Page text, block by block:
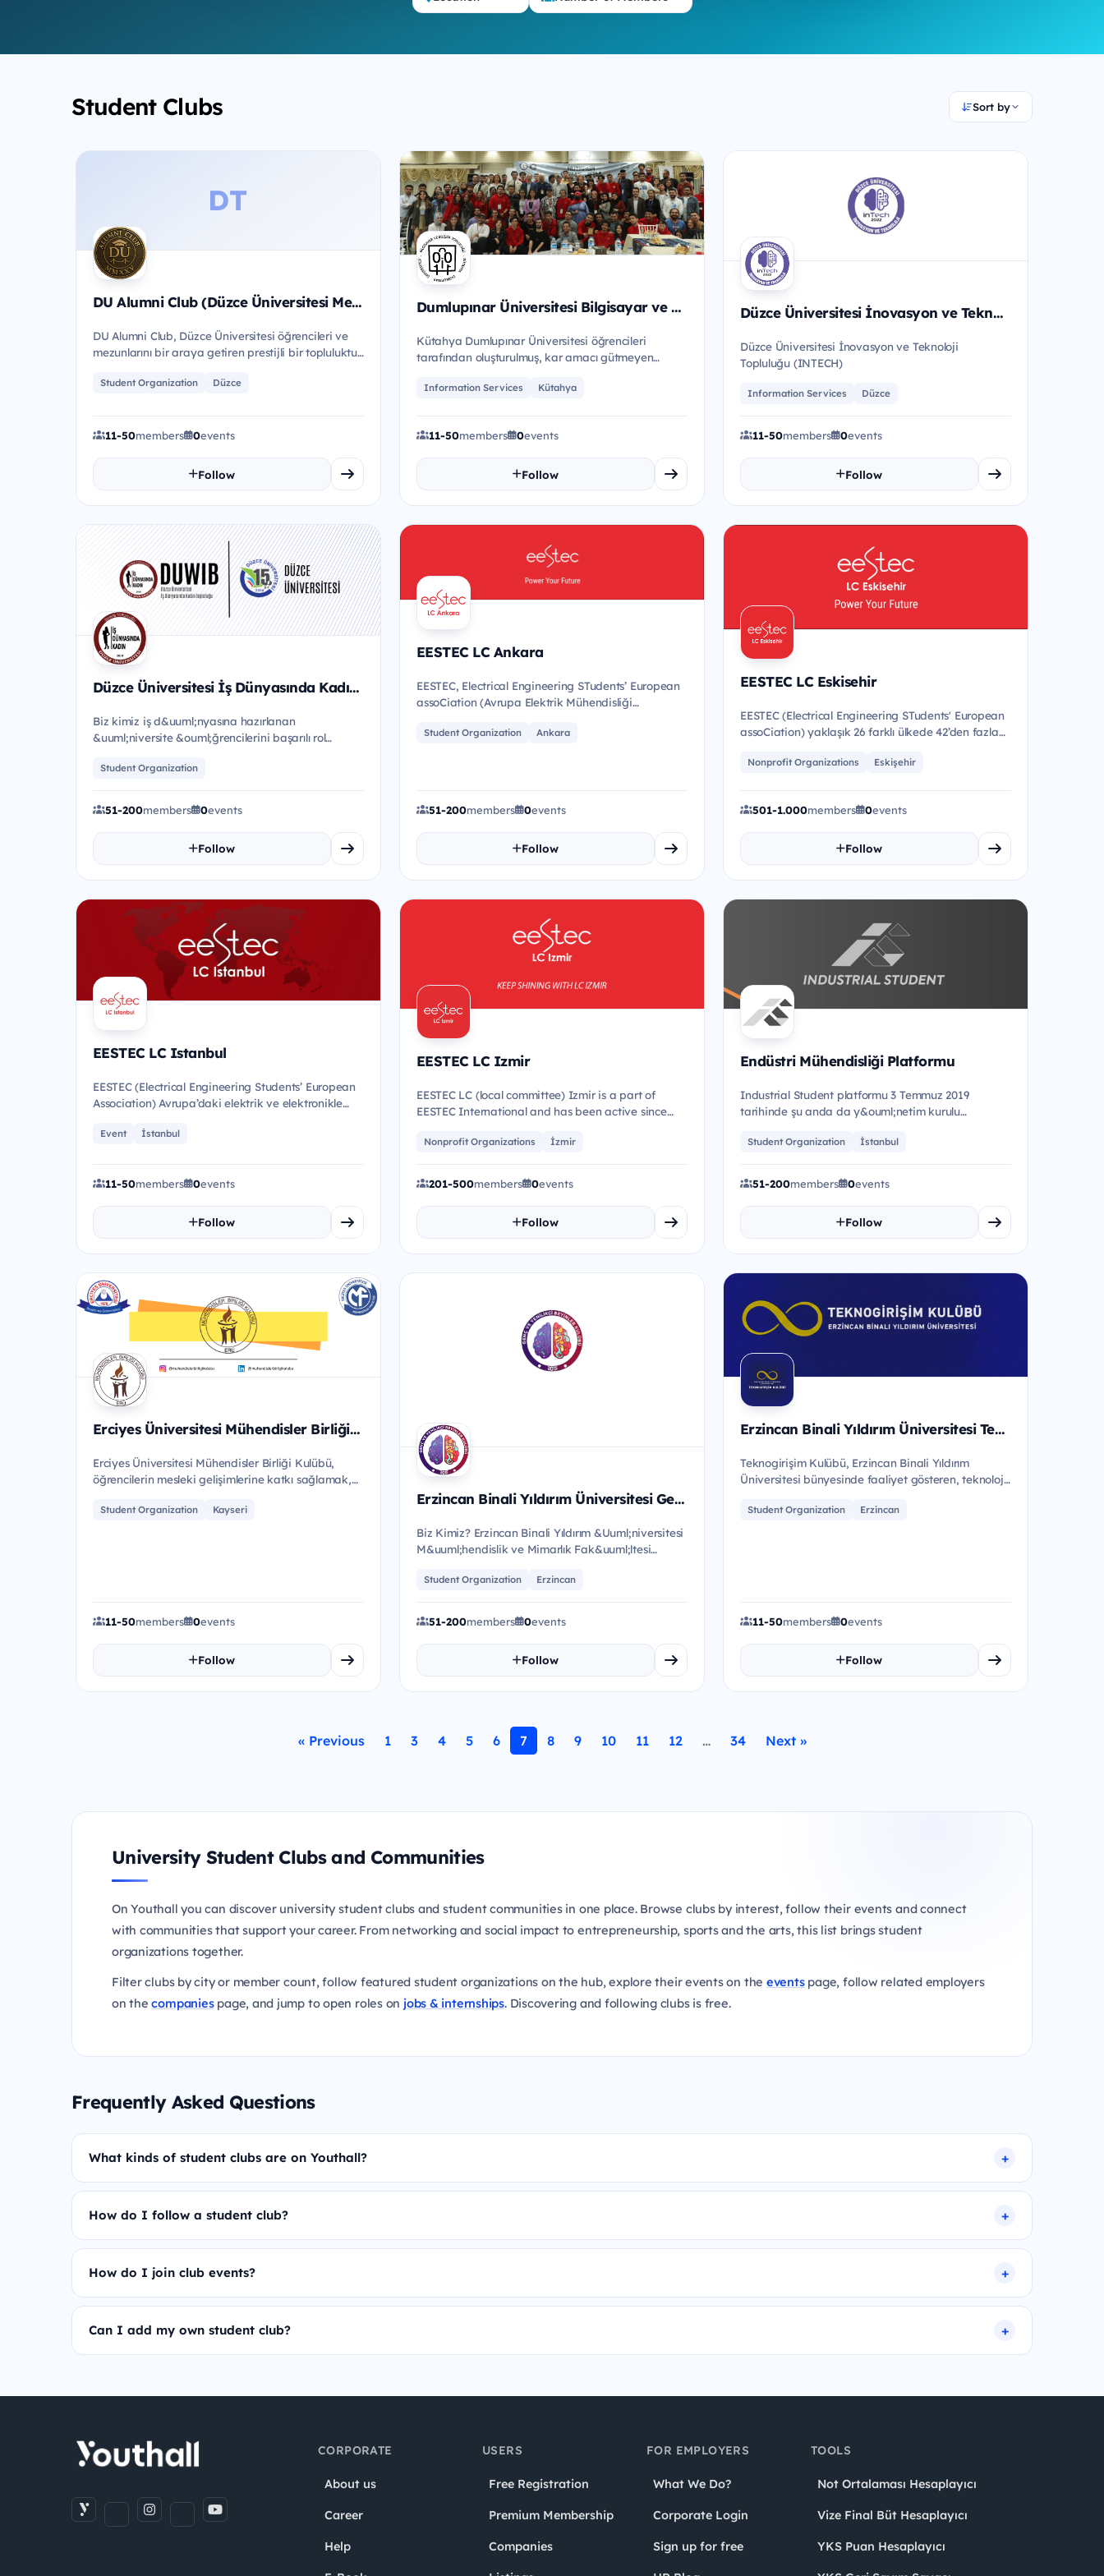
Student Clubs Sort by
DT
DU Alumni Club (Düzce Üniversitesi Mezun ve Öğrenci Ağı Topluluğu)
DU Alumni Club, Düzce Üniversitesi öğrencileri ve
mezunlarını bir araya getiren prestijli bir topluluktur.
Student Organization Düzce
11-50members 0events
Follow
Dumlupınar Üniversitesi Bilgisayar ve Bilişim Topluluğu
Kütahya Dumlupınar Üniversitesi öğrencileri
tarafından oluşturulmuş, kar amacı gütmeyen
Information Services Kütahya
11-50members 0events
Follow
Düzce Üniversitesi İnovasyon ve Teknoloji Topluluğu INTECH
Düzce Üniversitesi İnovasyon ve Teknoloji
Topluluğu (INTECH)
Information Services Düzce
11-50members 0events
Follow
Düzce Üniversitesi İş Dünyasında Kadın Topluluğu
Biz kimiz iş d&uuml;nyasına hazırlanan
&uuml;niversite &ouml;ğrencilerini başarılı rol
Student Organization
51-200members 0events
Follow
EESTEC LC Ankara
EESTEC, Electrical Engineering STudents’ European
assoCiation (Avrupa Elektrik Mühendisliği
Student Organization Ankara
51-200members 0events
Follow
EESTEC LC Eskisehir
EESTEC (Electrical Engineering STudents' European
assoCiation) yaklaşık 26 farklı ülkede 42’den fazla
Nonprofit Organizations Eskişehir
501-1.000members 0events
Follow
EESTEC LC Istanbul
EESTEC (Electrical Engineering Students’ European
Association) Avrupa’daki elektrik ve elektronikle
Event İstanbul
11-50members 0events
Follow
EESTEC LC Izmir
EESTEC LC (local committee) Izmir is a part of
EESTEC International and has been active since
Nonprofit Organizations İzmir
201-500members 0events
Follow
Endüstri Mühendisliği Platformu
Industrial Student platformu 3 Temmuz 2019
tarihinde şu anda da y&ouml;netim kurulu
Student Organization İstanbul
51-200members 0events
Follow
Erciyes Üniversitesi Mühendisler Birliği Kulübü
Erciyes Üniversitesi Mühendisler Birliği Kulübü,
öğrencilerin mesleki gelişimlerine katkı sağlamak,
Student Organization Kayseri
11-50members 0events
Follow
Erzincan Binali Yıldırım Üniversitesi Genç ve Yenilikçi Beyinler Kulübü
Biz Kimiz? Erzincan Binali Yıldırım &Uuml;niversitesi
M&uuml;hendislik ve Mimarlık Fak&uuml;ltesi
Student Organization Erzincan
51-200members 0events
Follow
Erzincan Binali Yıldırım Üniversitesi Tekno Girişim kulübü
Teknogirişim Kulübü, Erzincan Binali Yıldırım
Üniversitesi bünyesinde faaliyet gösteren, teknoloji
Student Organization Erzincan
11-50members 0events
Follow
« Previous 1 3 4 5 6 7 8 9 10 11 12 … 34 Next »
University Student Clubs and Communities
On Youthall you can discover university student clubs and student communities in one place. Browse clubs by interest, follow their events and connect
with communities that support your career. From networking and social impact to entrepreneurship, sports and the arts, this list brings student
organizations together.
Filter clubs by city or member count, follow featured student organizations on the hub, explore their events on the eventspage, follow related employers
on thecompaniespage, and jump to open roles on jobs & internships. Discovering and following clubs is free.
Frequently Asked Questions
What kinds of student clubs are on Youthall?
How do I follow a student club?
How do I join club events?
Can I add my own student club?
CORPORATE
About us
Career
Help
USERS
Free Registration
Premium Membership
Companies
FOR EMPLOYERS
What We Do?
Corporate Login
Sign up for free
TOOLS
Not Ortalaması Hesaplayıcı
Vize Final Büt Hesaplayıcı
YKS Puan Hesaplayıcı